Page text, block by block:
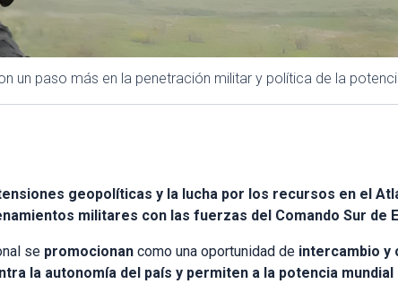
un paso más en la penetración militar y política de la
geopolíticas y la lucha por los recursos en el
militares con las fuerzas del Comando Sur de
se promocionan como una oportunidad de intercambio y
la autonomía del país y permiten a la potencia